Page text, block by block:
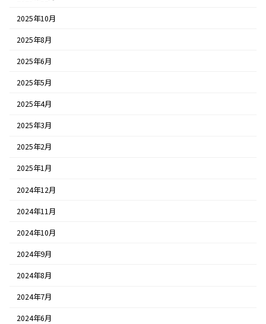
2025年10月
2025年8月
2025年6月
2025年5月
2025年4月
2025年3月
2025年2月
2025年1月
2024年12月
2024年11月
2024年10月
2024年9月
2024年8月
2024年7月
2024年6月